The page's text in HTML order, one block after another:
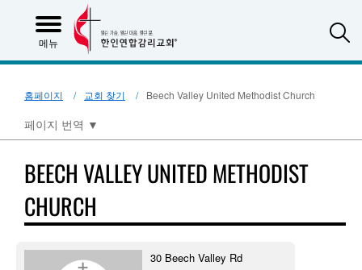
메뉴
홈페이지 교회 찾기 Beech Valley United Methodist Church
페이지 번역 ▼
BEECH VALLEY UNITED METHODIST
CHURCH
30 Beech Valley Rd